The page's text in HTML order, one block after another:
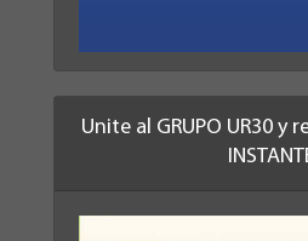
Unite al GRUPO UR30 y